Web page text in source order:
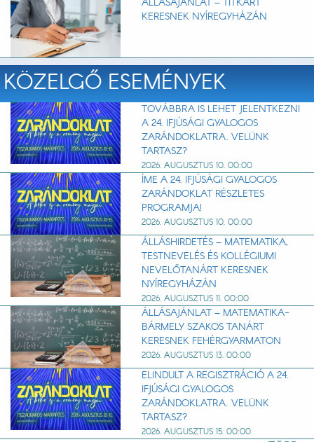
KERESNEK NYÍREGYHÁZÁN
KÖZELGŐ ESEMÉNYEK
TOVÁBBRA IS LEHET JELENTKEZNI
A 24. IFJÚSÁGI GYALOGOS
ZARÁNDOKLATRA. VELÜNK
TARTASZ?
2026. AUGUSZTUS 10. 00:00
ÍME A 24. IFJÚSÁGI GYALOGOS
ZARÁNDOKLAT RÉSZLETES
PROGRAMJA!
2026. AUGUSZTUS 10. 00:00
ÁLLÁSHIRDETÉS – MATEMATIKA,
TESTNEVELÉS ÉS KOLLÉGIUMI
NEVELŐTANÁRT KERESNEK
NYÍREGYHÁZÁN
2026. AUGUSZTUS 11. 00:00
ÁLLÁSAJÁNLAT – MATEMATIKA-
BÁRMELY SZAKOS TANÁRT
KERESNEK FEHÉRGYARMATON
2026. AUGUSZTUS 13. 00:00
ELINDULT A REGISZTRÁCIÓ A 24.
IFJÚSÁGI GYALOGOS
ZARÁNDOKLATRA. VELÜNK
TARTASZ?
2026. AUGUSZTUS 15. 00:00